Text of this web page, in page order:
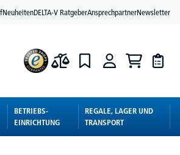
NeuheitenDELTA-V RatgeberAnsprechpartnerNewsletter
BETRIEBS-
EINRICHTUNG
REGALE, LAGER UND
TRANSPORT